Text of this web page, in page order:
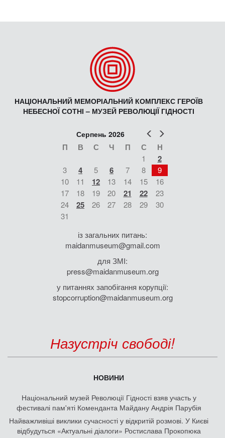
НАЦІОНАЛЬНИЙ МЕМОРІАЛЬНИЙ КОМПЛЕКС ГЕРОЇВ
НЕБЕСНОЇ СОТНІ – МУЗЕЙ РЕВОЛЮЦІЇ ГІДНОСТІ
Попер
Серпень 2026
П В С Ч П С Н
1 2
3 4 5 6 7 8
9
10
11 12 13 14 15
16
17
18 19 20 21 22
23
24
25 26 27 28 29
30
31
із загальних питань:
maidanmuseum@gmail.com
для ЗМІ:
press@maidanmuseum.org
у питаннях запобігання корупції:
stopcorruption@maidanmuseum.org
Назустріч свободі!
НОВИНИ
Національний музей Революції Гідності взяв участь у
фестивалі пам'яті Коменданта Майдану Андрія Парубія
Найважливіші виклики сучасності у відкритій розмові. У Києві
відбудуться «Актуальні діалоги» Ростислава Прокопюка